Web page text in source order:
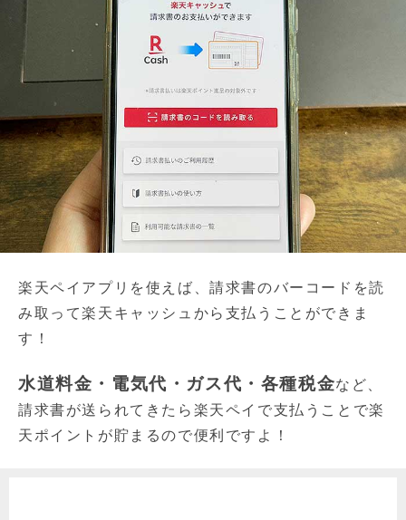
楽天ペイアプリを使えば、請求書のバーコードを読
み取って楽天キャッシュから支払うことができま
す！
水道料金・電気代・ガス代・各種税金など、
請求書が送られてきたら楽天ペイで支払うことで楽
天ポイントが貯まるので便利ですよ！